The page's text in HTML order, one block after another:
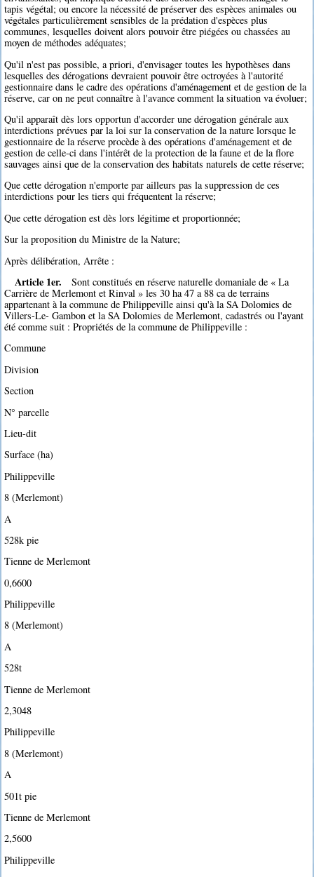
tapis végétal; ou encore la nécessité de préserver des espèces animales ou
végétales particulièrement sensibles de la prédation d'espèces plus
communes, lesquelles doivent alors pouvoir être piégées ou chassées au
moyen de méthodes adéquates;
Qu'il n'est pas possible, a priori, d'envisager toutes les hypothèses dans
lesquelles des dérogations devraient pouvoir être octroyées à l'autorité
gestionnaire dans le cadre des opérations d'aménagement et de gestion de la
réserve, car on ne peut connaître à l'avance comment la situation va évoluer;
Qu'il apparaît dès lors opportun d'accorder une dérogation générale aux
interdictions prévues par la loi sur la conservation de la nature lorsque le
gestionnaire de la réserve procède à des opérations d'aménagement et de
gestion de celle-ci dans l'intérêt de la protection de la faune et de la flore
sauvages ainsi que de la conservation des habitats naturels de cette réserve;
Que cette dérogation n'emporte par ailleurs pas la suppression de ces
interdictions pour les tiers qui fréquentent la réserve;
Que cette dérogation est dès lors légitime et proportionnée;
Sur la proposition du Ministre de la Nature;
Après délibération, Arrête :
Article 1er.
Sont constitués en réserve naturelle domaniale de « La
Carrière de Merlemont et Rinval » les 30 ha 47 a 88 ca de terrains
appartenant à la commune de Philippeville ainsi qu'à la SA Dolomies de
Villers-Le- Gambon et la SA Dolomies de Merlemont, cadastrés ou l'ayant
été comme suit : Propriétés de la commune de Philippeville :
Commune
Division
Section
N° parcelle
Lieu-dit
Surface (ha)
Philippeville
8 (Merlemont)
A
528k pie
Tienne de Merlemont
0,6600
Philippeville
8 (Merlemont)
A
528t
Tienne de Merlemont
2,3048
Philippeville
8 (Merlemont)
A
501t pie
Tienne de Merlemont
2,5600
Philippeville